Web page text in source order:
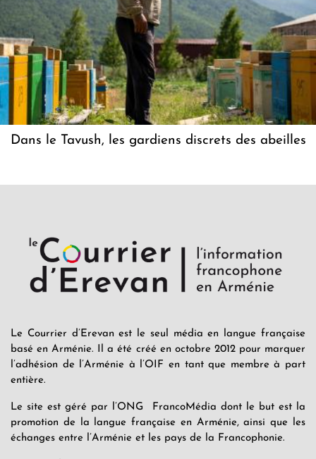
Dans le Tavush, les gardiens discrets des abeilles
Le Courrier d’Erevan est le seul média en langue française
basé en Arménie. Il a été créé en octobre 2012 pour marquer
l’adhésion de l’Arménie à l’OIF en tant que membre à part
entière.
Le site est géré par l’ONG FrancoMédia dont le but est la
promotion de la langue française en Arménie, ainsi que les
échanges entre l’Arménie et les pays de la Francophonie.